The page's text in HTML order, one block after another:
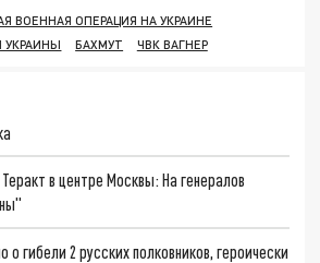
ВОЕННАЯ ОПЕРАЦИЯ НА УКРАИНЕ
БАХМУТ ЧВК ВАГНЕР
в центре Москвы: На генералов
гибели 2 русских полковников, героически